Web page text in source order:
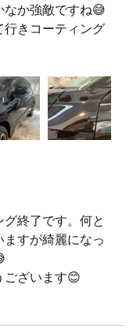
なか強敵ですね😅
行きコーティング
終了です。何と
すが綺麗になっ
ございます😊